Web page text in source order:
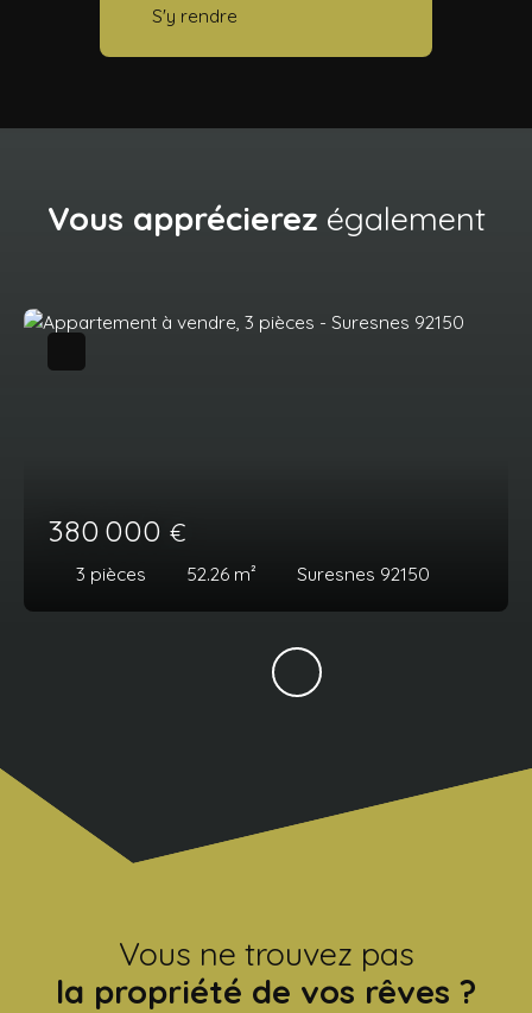
S'y rendre
Vous apprécierez également
380 000 €
3 pièces 52.26 m² Suresnes 92150
Vous ne trouvez pas
la propriété de vos rêves ?